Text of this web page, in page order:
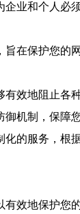
业和个人必
在保护您的
效地阻止各
机制，保障
的服务，根
效地保护您